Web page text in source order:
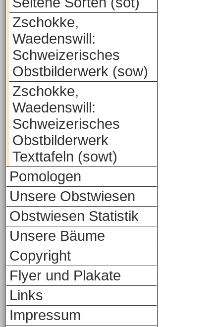
Zschokke,
Waedenswill:
Schweizerisches
Obstbilderwerk (sow)
Zschokke,
Waedenswill:
Schweizerisches
Obstbilderwerk
Texttafeln (sowt)
Pomologen
Unsere Obstwiesen
Obstwiesen Statistik
Unsere Bäume
Copyright
Flyer und Plakate
Links
Impressum